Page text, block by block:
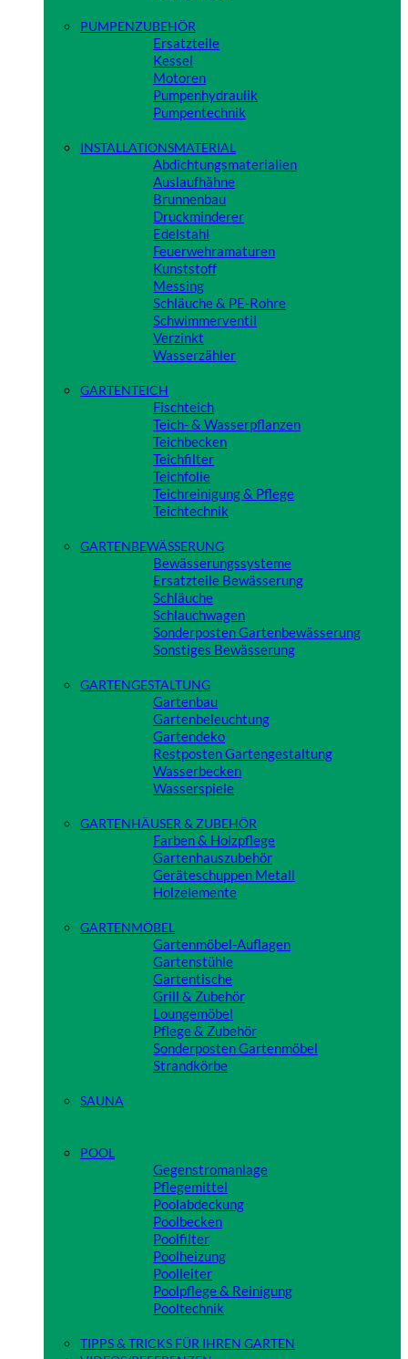
PUMPENZUBEHÖR
Ersatzteile
Kessel
Motoren
Pumpenhydraulik
Pumpentechnik
INSTALLATIONSMATERIAL
Abdichtungsmaterialien
Auslaufhähne
Brunnenbau
Druckminderer
Edelstahl
Feuerwehramaturen
Kunststoff
Messing
Schläuche & PE-Rohre
Schwimmerventil
Verzinkt
Wasserzähler
GARTENTEICH
Fischteich
Teich- & Wasserpflanzen
Teichbecken
Teichfilter
Teichfolie
Teichreinigung & Pflege
Teichtechnik
GARTENBEWÄSSERUNG
Bewässerungssysteme
Ersatzteile Bewässerung
Schläuche
Schlauchwagen
Sonderposten Gartenbewässerung
Sonstiges Bewässerung
GARTENGESTALTUNG
Gartenbau
Gartenbeleuchtung
Gartendeko
Restposten Gartengestaltung
Wasserbecken
Wasserspiele
GARTENHÄUSER & ZUBEHÖR
Farben & Holzpflege
Gartenhauszubehör
Geräteschuppen Metall
Holzelemente
GARTENMÖBEL
Gartenmöbel-Auflagen
Gartenstühle
Gartentische
Grill & Zubehör
Loungemöbel
Pflege & Zubehör
Sonderposten Gartenmöbel
Strandkörbe
SAUNA
POOL
Gegenstromanlage
Pflegemittel
Poolabdeckung
Poolbecken
Poolfilter
Poolheizung
Poolleiter
Poolpflege & Reinigung
Pooltechnik
TIPPS & TRICKS FÜR IHREN GARTEN